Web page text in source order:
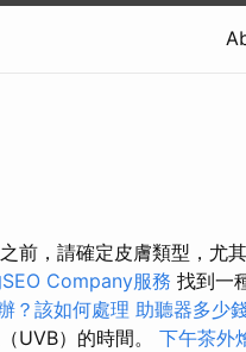
前，請確定皮膚類型，尤
Company服務 找到一
？該如何處理 助聽器多少
UVB）的時間。 下午茶外